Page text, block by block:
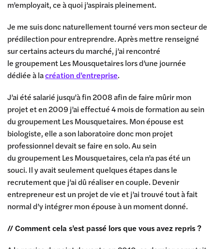
m’employait, ce à quoi j’aspirais pleinement.
Je me suis donc naturellement tourné vers mon secteur de
prédilection pour entreprendre. Après mettre renseigné
sur certains acteurs du marché, j’ai rencontré
le groupement Les Mousquetaires lors d’une journée
dédiée à lacréation d’entreprise.
J’ai été salarié jusqu’à fin 2008 afin de faire mûrir mon
projet et en 2009 j’ai effectué 4 mois de formation au sein
du groupement Les Mousquetaires. Mon épouse est
biologiste, elle a son laboratoire donc mon projet
professionnel devait se faire en solo. Au sein
du groupement Les Mousquetaires, cela n’a pas été un
souci. Il y avait seulement quelques étapes dans le
recrutement que j’ai dû réaliser en couple. Devenir
entrepreneur est un projet de vie et j’ai trouvé tout à fait
normal d’y intégrer mon épouse à un moment donné.
// Comment cela s’est passé lors que vous avez repris ?